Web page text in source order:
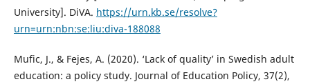
University]. DiVA. https://urn.kb.se/resolve?
urn=urn:nbn:se:liu:diva-188088
Mufic, J., & Fejes, A. (2020). ‘Lack of quality’ in Swedish adult
education: a policy study. Journal of Education Policy, 37(2),